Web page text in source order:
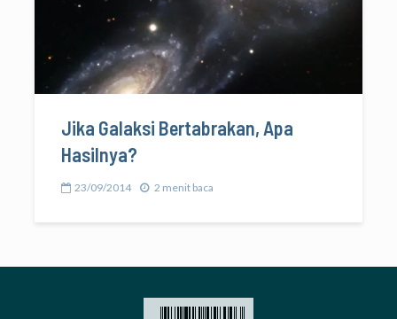
Jika Galaksi Bertabrakan, Apa
Hasilnya?
23/09/2014 2 menit baca